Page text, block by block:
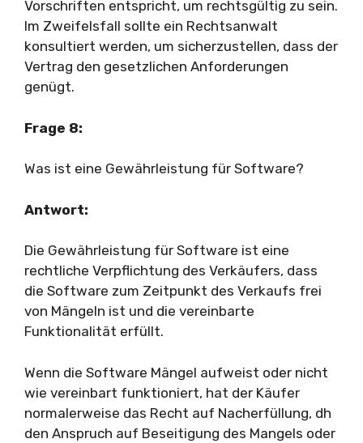
Vorschriften entspricht, um rechtsgültig zu sein.
Im Zweifelsfall sollte ein Rechtsanwalt
konsultiert werden, um sicherzustellen, dass der
Vertrag den gesetzlichen Anforderungen
genügt.
Frage 8:
Was ist eine Gewährleistung für Software?
Antwort:
Die Gewährleistung für Software ist eine
rechtliche Verpflichtung des Verkäufers, dass
die Software zum Zeitpunkt des Verkaufs frei
von Mängeln ist und die vereinbarte
Funktionalität erfüllt.
Wenn die Software Mängel aufweist oder nicht
wie vereinbart funktioniert, hat der Käufer
normalerweise das Recht auf Nacherfüllung, dh
den Anspruch auf Beseitigung des Mangels oder